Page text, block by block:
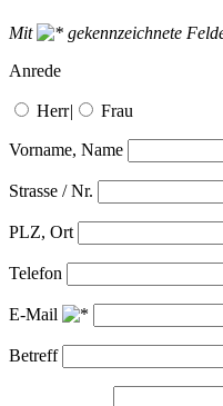
Mit
gekennzeichnete
Anrede
Herr| Frau
Vorname, Name
Strasse / Nr.
PLZ, Ort
Telefon
E-Mail
Betreff